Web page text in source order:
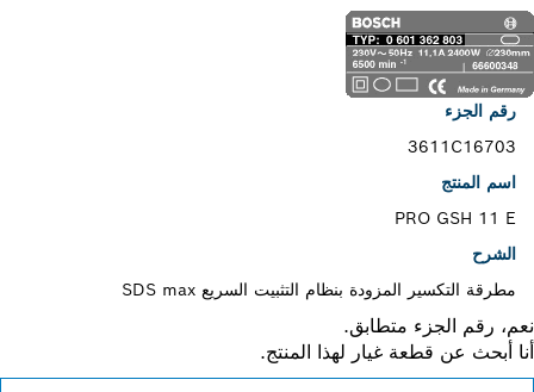
رقم الجزء
3611C16703
اسم المنتج
PRO GSH 11 E
الشرح
مطرقة التكسير المزودة بنظام التثبيت السريع SDS max
رقم الجزء متطابق.
أبحث عن قطعة غيار لهذا المنتج.